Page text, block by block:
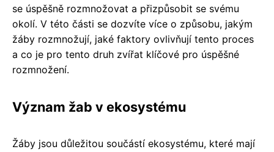
se úspěšně rozmnožovat a přizpůsobit se svému
okolí. V této části se dozvíte více o způsobu, jakým
žáby rozmnožují, jaké faktory ovlivňují tento proces
a co je pro tento druh zvířat klíčové pro úspěšné
rozmnožení.
Význam žab v ekosystému
Žáby jsou důležitou součástí ekosystému, které mají